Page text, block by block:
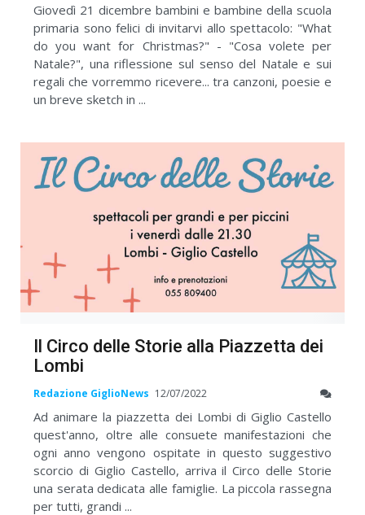
Giovedì 21 dicembre bambini e bambine della scuola
primaria sono felici di invitarvi allo spettacolo: "What
do you want for Christmas?" - "Cosa volete per
Natale?", una riflessione sul senso del Natale e sui
regali che vorremmo ricevere... tra canzoni, poesie e
un breve sketch in ...
Il Circo delle Storie alla Piazzetta dei
Lombi
Redazione GiglioNews 12/07/2022
Ad animare la piazzetta dei Lombi di Giglio Castello
quest'anno, oltre alle consuete manifestazioni che
ogni anno vengono ospitate in questo suggestivo
scorcio di Giglio Castello, arriva il Circo delle Storie
una serata dedicata alle famiglie. La piccola rassegna
per tutti, grandi ...